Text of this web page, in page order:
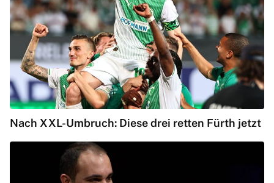
Nach XXL-Umbruch: Diese drei retten Fürth jetzt